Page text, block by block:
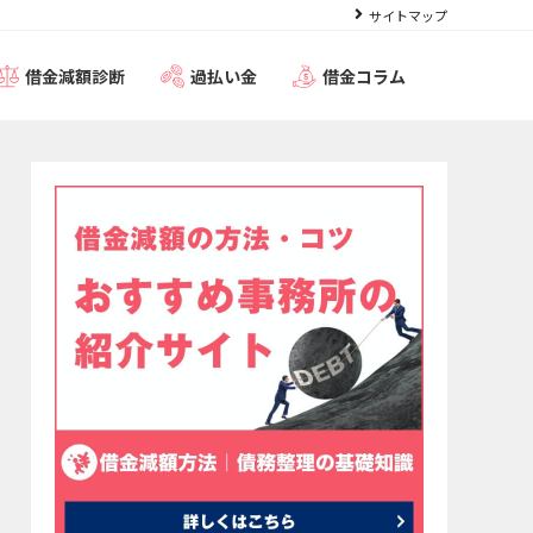
サイトマップ
借金減額診断 過払い金 借金コラム